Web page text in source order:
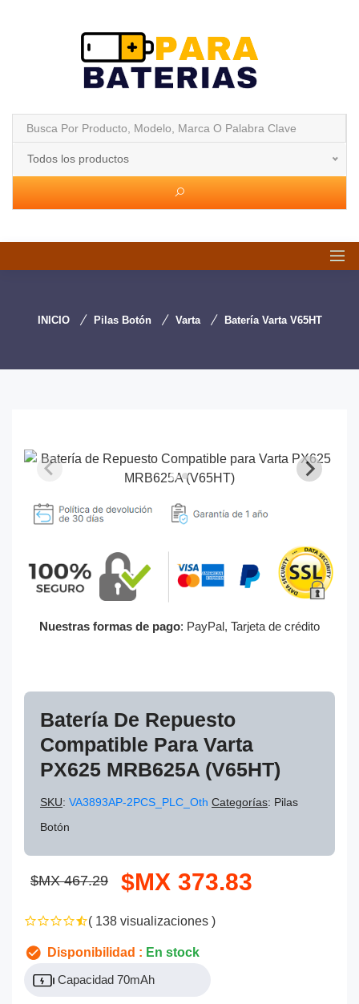
Todos los productos
INICIO Pilas Botón Varta Batería Varta V65HT
Nuestras formas de pago: PayPal, Tarjeta de crédito
Batería De Repuesto
Compatible Para Varta
PX625 MRB625A (V65HT)
SKU: VA3893AP-2PCS_PLC_Oth Categorías: Pilas
Botón
$MX 467.29 $MX 373.83
( 138 visualizaciones )
Disponibilidad : En stock
Capacidad 70mAh